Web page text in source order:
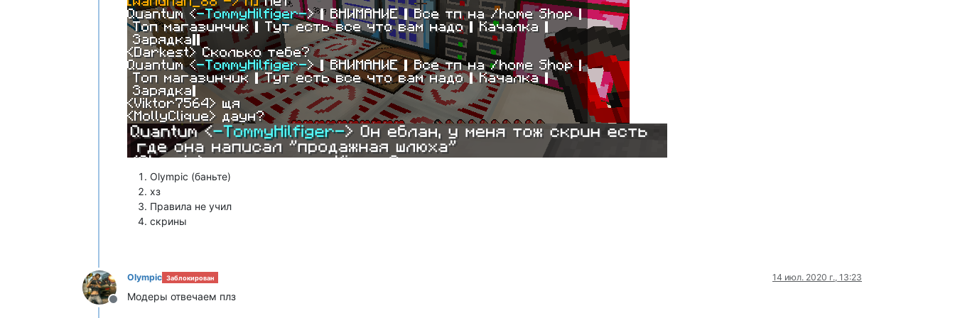
Olympic (баньте)
хз
Правила не учил
скрины
Не в сети
Olympic Заблокирован 14 июл. 2020 г., 13:23
Модеры отвечаем плз